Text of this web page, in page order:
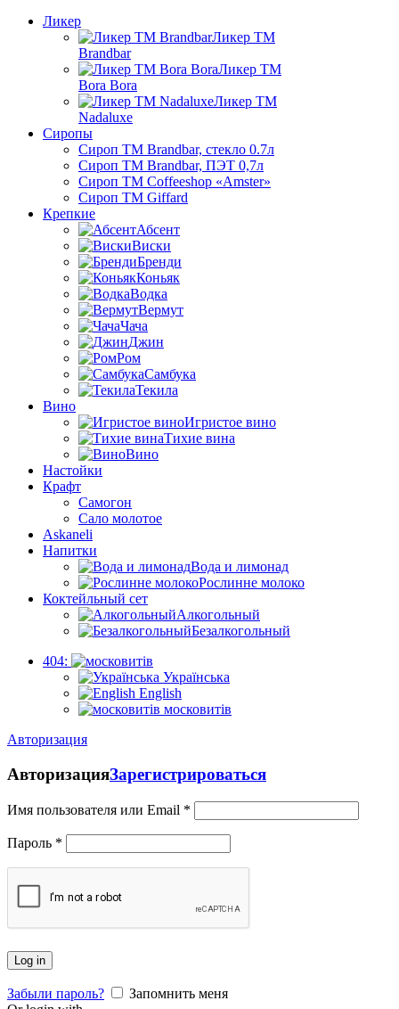
Ликер
Ликер ТМ
Brandbar
Ликер ТМ
Bora Bora
Ликер ТМ
Nadaluxe
Сиропы
Сироп TM Brandbar, стекло 0.7л
Сироп TM Brandbar, ПЭТ 0,7л
Сироп TM Coffeeshop «Amster»
Сироп TM Giffard
Крепкие
Абсент
Виски
Бренди
Коньяк
Водка
Вермут
Чача
Джин
Ром
Самбука
Текила
Вино
Игристое вино
Тихие вина
Вино
Настойки
Крафт
Самогон
Сало молотое
Askaneli
Напитки
Вода и лимонад
Рослинне молоко
Коктейльный сет
Алкогольный
Безалкогольный
404:
Українська
English
московитів
Авторизация
АвторизацияЗарегистрироваться
Имя пользователя или Email *
Пароль *
Log in
Забыли пароль?
Запомнить меня